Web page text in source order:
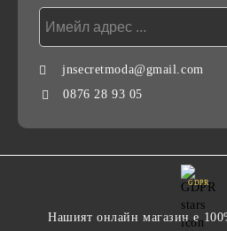
jnsecretmoda@gmail.com
0876 28 93 05
GDPR
Нашият онлайн магазин е